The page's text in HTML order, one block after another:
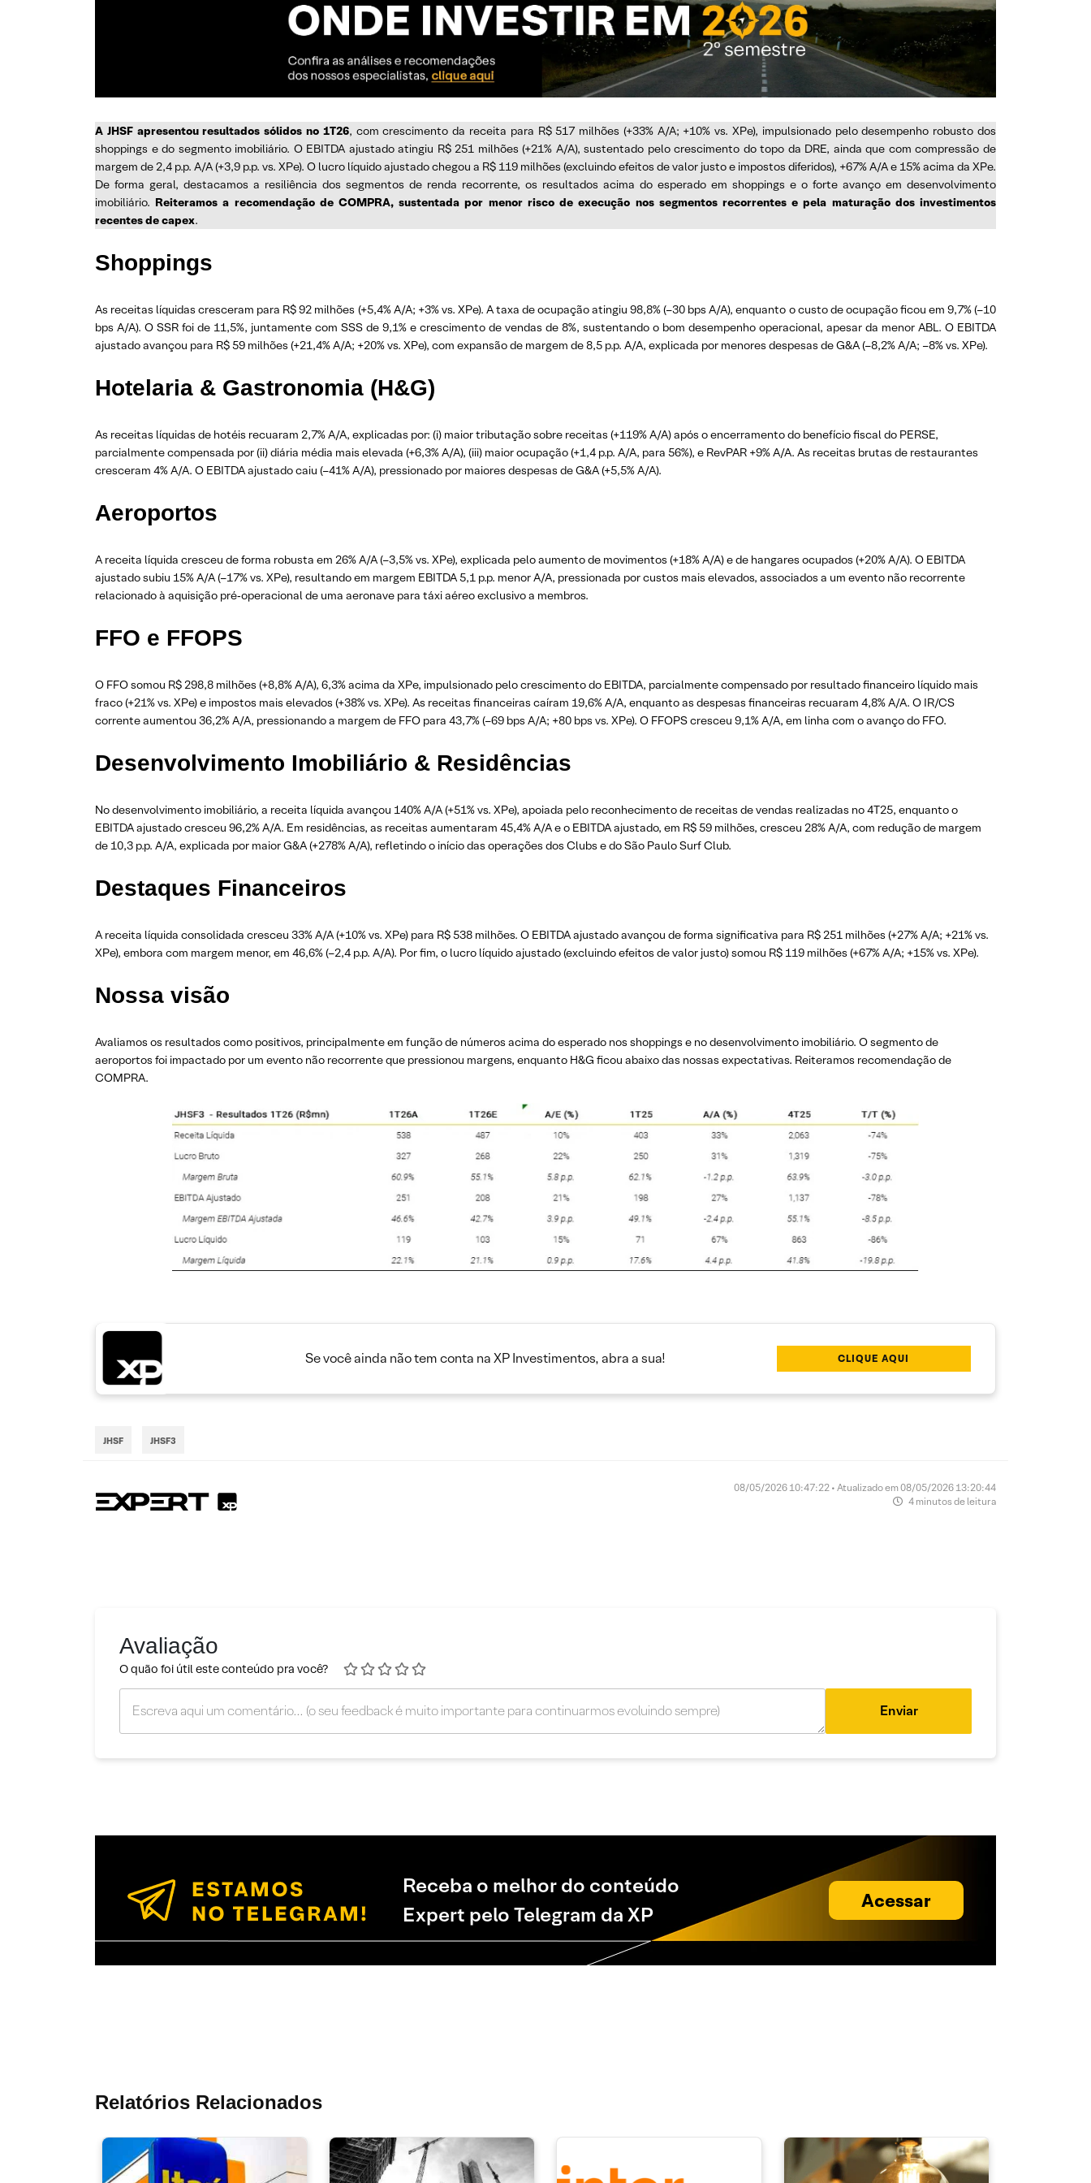
A JHSF apresentou resultados sólidos no 1T26, com crescimento da receita para R$ 517 milhões (+33% A/A; +10% vs. XPe), impulsionado pelo desempenho robusto dos
shoppings e do segmento imobiliário. O EBITDA ajustado atingiu R$ 251 milhões (+21% A/A), sustentado pelo crescimento do topo da DRE, ainda que com compressão de
margem de 2,4 p.p. A/A (+3,9 p.p. vs. XPe). O lucro líquido ajustado chegou a R$ 119 milhões (excluindo efeitos de valor justo e impostos diferidos), +67% A/A e 15% acima da XPe.
De forma geral, destacamos a resiliência dos segmentos de renda recorrente, os resultados acima do esperado em shoppings e o forte avanço em desenvolvimento
imobiliário. Reiteramos a recomendação de COMPRA, sustentada por menor risco de execução nos segmentos recorrentes e pela maturação dos investimentos
recentes de capex.
Shoppings
As receitas líquidas cresceram para R$ 92 milhões (+5,4% A/A; +3% vs. XPe). A taxa de ocupação atingiu 98,8% (–30 bps A/A), enquanto o custo de ocupação ficou em 9,7% (–10
bps A/A). O SSR foi de 11,5%, juntamente com SSS de 9,1% e crescimento de vendas de 8%, sustentando o bom desempenho operacional, apesar da menor ABL. O EBITDA
ajustado avançou para R$ 59 milhões (+21,4% A/A; +20% vs. XPe), com expansão de margem de 8,5 p.p. A/A, explicada por menores despesas de G&A (–8,2% A/A; –8% vs. XPe).
Hotelaria & Gastronomia (H&G)
As receitas líquidas de hotéis recuaram 2,7% A/A, explicadas por: (i) maior tributação sobre receitas (+119% A/A) após o encerramento do benefício fiscal do PERSE,
parcialmente compensada por (ii) diária média mais elevada (+6,3% A/A), (iii) maior ocupação (+1,4 p.p. A/A, para 56%), e RevPAR +9% A/A. As receitas brutas de restaurantes
cresceram 4% A/A. O EBITDA ajustado caiu (–41% A/A), pressionado por maiores despesas de G&A (+5,5% A/A).
Aeroportos
A receita líquida cresceu de forma robusta em 26% A/A (–3,5% vs. XPe), explicada pelo aumento de movimentos (+18% A/A) e de hangares ocupados (+20% A/A). O EBITDA
ajustado subiu 15% A/A (–17% vs. XPe), resultando em margem EBITDA 5,1 p.p. menor A/A, pressionada por custos mais elevados, associados a um evento não recorrente
relacionado à aquisição pré‑operacional de uma aeronave para táxi aéreo exclusivo a membros.
FFO e FFOPS
O FFO somou R$ 298,8 milhões (+8,8% A/A), 6,3% acima da XPe, impulsionado pelo crescimento do EBITDA, parcialmente compensado por resultado financeiro líquido mais
fraco (+21% vs. XPe) e impostos mais elevados (+38% vs. XPe). As receitas financeiras caíram 19,6% A/A, enquanto as despesas financeiras recuaram 4,8% A/A. O IR/CS
corrente aumentou 36,2% A/A, pressionando a margem de FFO para 43,7% (–69 bps A/A; +80 bps vs. XPe). O FFOPS cresceu 9,1% A/A, em linha com o avanço do FFO.
Desenvolvimento Imobiliário & Residências
No desenvolvimento imobiliário, a receita líquida avançou 140% A/A (+51% vs. XPe), apoiada pelo reconhecimento de receitas de vendas realizadas no 4T25, enquanto o
EBITDA ajustado cresceu 96,2% A/A. Em residências, as receitas aumentaram 45,4% A/A e o EBITDA ajustado, em R$ 59 milhões, cresceu 28% A/A, com redução de margem
de 10,3 p.p. A/A, explicada por maior G&A (+278% A/A), refletindo o início das operações dos Clubs e do São Paulo Surf Club.
Destaques Financeiros
A receita líquida consolidada cresceu 33% A/A (+10% vs. XPe) para R$ 538 milhões. O EBITDA ajustado avançou de forma significativa para R$ 251 milhões (+27% A/A; +21% vs.
XPe), embora com margem menor, em 46,6% (–2,4 p.p. A/A). Por fim, o lucro líquido ajustado (excluindo efeitos de valor justo) somou R$ 119 milhões (+67% A/A; +15% vs. XPe).
Nossa visão
Avaliamos os resultados como positivos, principalmente em função de números acima do esperado nos shoppings e no desenvolvimento imobiliário. O segmento de
aeroportos foi impactado por um evento não recorrente que pressionou margens, enquanto H&G ficou abaixo das nossas expectativas. Reiteramos recomendação de
COMPRA.
Se você ainda não tem conta na XP Investimentos, abra a sua! CLIQUE AQUI
JHSF JHSF3
08/05/2026 10:47:22 • Atualizado em 08/05/2026 13:20:44
4 minutos de leitura
Avaliação
O quão foi útil este conteúdo pra você?
Enviar
Receba o melhor do conteúdo
Expert pelo Telegram da XP
Acessar
Relatórios Relacionados